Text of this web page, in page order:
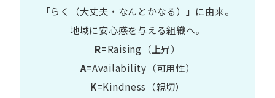
​「らく​（大丈夫・なんとかなる）」に​由来。
地域に​安心感を​与える​組織へ。
R=Raising（上昇）
A=Availability​（可用性）
K=Kindness​（親切）